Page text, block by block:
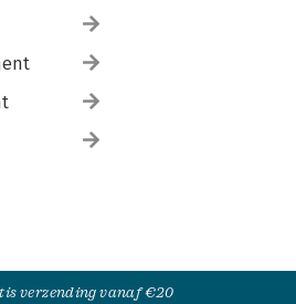
verzending vanaf €20